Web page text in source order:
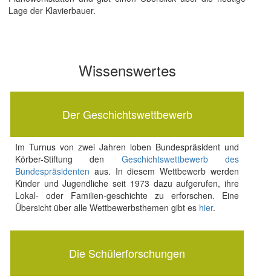
Lage der Klavierbauer.
Wissenswertes
Der Geschichtswettbewerb
Im Turnus von zwei Jahren loben Bundespräsident und
Körber-Stiftung den Geschichtswettbewerb des
Bundespräsidenten aus. In diesem Wettbewerb werden
Kinder und Jugendliche seit 1973 dazu aufgerufen, ihre
Lokal- oder Familien-geschichte zu erforschen. Eine
Übersicht über alle Wettbewerbsthemen gibt es hier.
Die Schülerforschungen